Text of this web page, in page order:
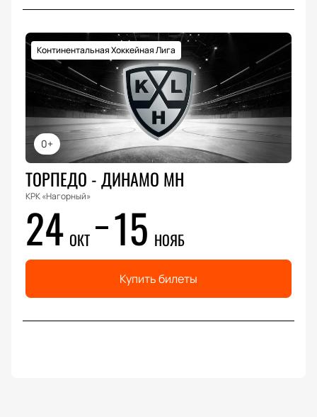
0+
Континентальная Хоккейная Лига
ТОРПЕДО - ДИНАМО МН
КРК «Нагорный»
24 ОКТ 15 НОЯБ
Купить билеты